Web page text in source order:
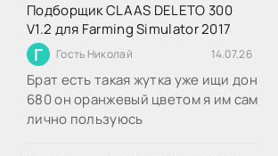
Подборщик CLAAS DELETO 300
V1.2 для Farming Simulator 2017
Г Гость Николай 14.07.26
Брат есть такая жутка уже ищи дон
680 он оранжевый цветом я им сам
лично пользуюсь